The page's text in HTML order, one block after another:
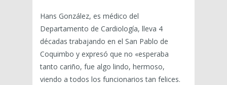
Hans González, es médico del
Departamento de Cardiología, lleva 4
décadas trabajando en el San Pablo de
Coquimbo y expresó que no «esperaba
tanto cariño, fue algo lindo, hermoso,
viendo a todos los funcionarios tan felices.